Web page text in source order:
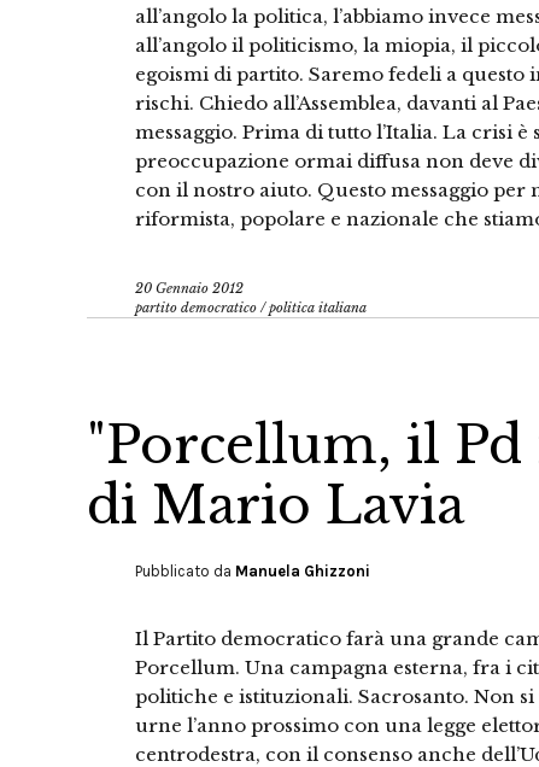
all’angolo la politica, l’abbiamo invece
all’angolo il politicismo, la miopia, il
egoismi di partito. Saremo fedeli a questo
rischi. Chiedo all’Assemblea, davanti al
messaggio. Prima di tutto l’Italia. La crisi è
preoccupazione ormai diffusa non deve
con il nostro aiuto. Questo messaggio
riformista, popolare e nazionale che
20 Gennaio 2012
partito democratico /politica italiana
"Porcellum, il
di Mario Lavia
Pubblicato da Manuela Ghizzoni
Il Partito democratico farà una grande
Porcellum. Una campagna esterna, fra i
politiche e istituzionali. Sacrosanto. Non
urne l’anno prossimo con una legge
centrodestra, con il consenso anche